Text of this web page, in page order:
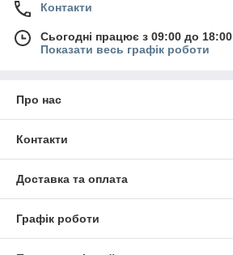
Контакти
Сьогодні працює з 09:00 до 18:00
Показати весь графік роботи
Про нас
Контакти
Доставка та оплата
Графік роботи